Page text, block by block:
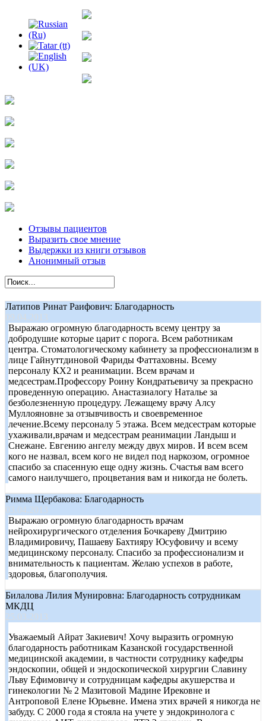
Отзывы пациентов
Выразить свое мнение
Выдержки из книги отзывов
Анонимный отзыв
Латипов Ринат Раифович: Благодарность
09.04.2013
Выражаю огромную благодарность всему центру за
добродушие которые царит с порога. Всем работникам
центра. Стоматологическому кабинету за профессионализм в
лице Гайнуттдиновой Фариды Фаттаховны. Всему
персоналу КХ2 и реанимации. Всем врачам и
медсестрам.Профессору Роину Кондратьевичу за прекрасно
проведенную операцию. Анастазиалогу Наталье за
безболезненную процедуру. Лежащему врачу Алсу
Муллояновне за отзывчивость и своевременное
лечение.Всему персоналу 5 этажа. Всем медсестрам которые
ухаживали,врачам и медсестрам реанимации Ландыш и
Снежане. Евгению ангелу между двух миров. И всем всем
кого не назвал, всем кого не видел под наркозом, огромное
спасибо за спасенную еще одну жизнь. Счастья вам всего
самого наилучшего, процветания вам и никогда не болеть.
Римма Щербакова: Благодарность
03.04.2013
Выражаю огромную благодарность врачам
нейрохирургического отделения Бочкареву Дмитрию
Владимировичу, Пашаеву Бахтияру Юсуфовичу и всему
медицинскому персоналу. Спасибо за профессионализм и
внимательность к пациентам. Желаю успехов в работе,
здоровья, благополучия.
Билалова Лилия Мунировна: Благодарность сотрудникам
МКДЦ
25.03.2013
Уважаемый Айрат Закиевич! Хочу выразить огромную
благодарность работникам Казанской государственной
медицинской академии, в частности сотруднику кафедры
эндоскопии, общей и эндоскопической хирургии Славину
Льву Ефимовичу и сотрудницам кафедры акушерства и
гинекологии № 2 Мазитовой Мадине Ирековне и
Антроповой Елене Юрьевне. Имена этих врачей я никогда не
забуду. С 2000 года я стояла на учете у эндокринолога с